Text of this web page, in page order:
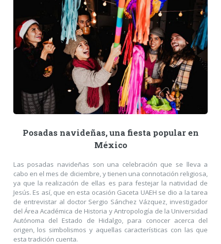
Posadas navideñas, una fiesta popular en
México
Las posadas navideñas son una celebración que se lleva a
cabo en el mes de diciembre, y tienen una connotación religiosa,
ya que la realización de ellas es para festejar la natividad de
Jesús. Es así, que en esta ocasión Gaceta UAEH se dio a la tarea
de entrevistar al doctor Sergio Sánchez Vázquez, investigador
del Área Académica de Historia y Antropología de la Universidad
Autónoma del Estado de Hidalgo, para conocer acerca del
origen, los simbolismos y aquellas características con las que
esta tradición cuenta.